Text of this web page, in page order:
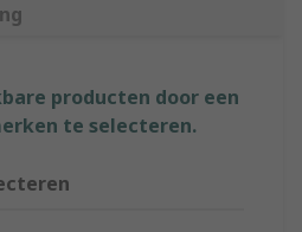
producten door een
te selecteren.